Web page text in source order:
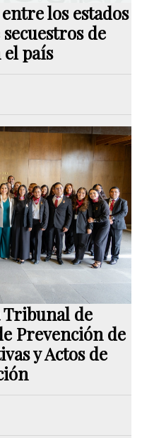
los estados
de
país
Tribunal de
Prevención de
y Actos de